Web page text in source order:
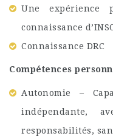
Une expérience
connaissance
Connaissance DRC
Compétences
Autonomie –
indépendante,
responsabilités,